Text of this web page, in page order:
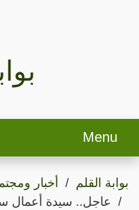
Menu
بوابة القلم
أخبار
عاجل.. سيدة أعمال